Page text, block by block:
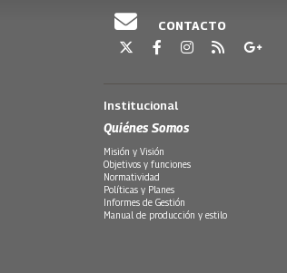
CONTACTO
Institucional
Quiénes Somos
Misión y Visión
Objetivos y funciones
Normatividad
Políticas y Planes
Informes de Gestión
Manual de producción y estilo